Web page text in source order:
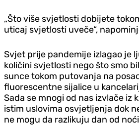
„Što više svjetlosti dobijete
uticaj svjetlosti uveče“,
Svjet prije pandemije izlagao je
količini svjetlosti nego što smo
sunce tokom putovanja na
fluorescentne sijalice u
Sada se mnogi od nas izvlače iz
istim uslovima osvjetljenja dok
ne mogu da razlikuju dan od